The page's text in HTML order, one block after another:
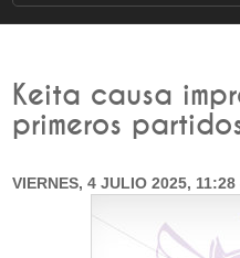
Keita causa
primeros
VIERNES, 4 JULIO 2025,